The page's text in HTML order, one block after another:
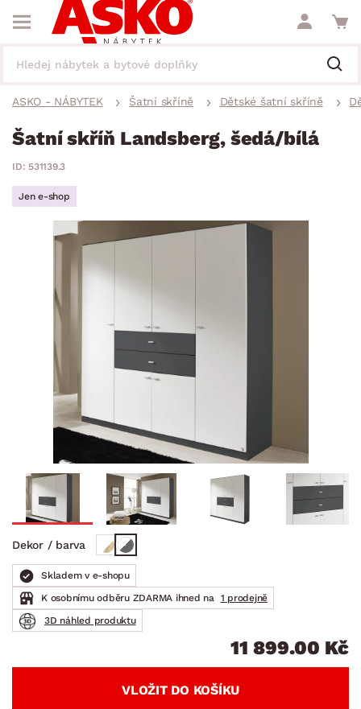
ASKO - NÁBYTEK Šatní skříně Dětské šatní skříně
Šatní skříň Landsberg, šedá/bílá
ID: 531139.3
Jen e-shop
Dekor / barva
Skladem v e-shopu
K osobnímu odběru ZDARMA ihned na
1 prodejně
3D náhled produktu
11 899.00 Kč
VLOŽIT DO KOŠÍKU